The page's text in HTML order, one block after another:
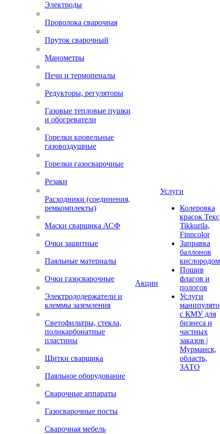
Электроды
Проволока сварочная
Пруток сварочный
Манометры
Печи и термопеналы
Редукторы, регуляторы
Газовые тепловые пушки
и обогреватели
Горелки кровельные
газовоздушные
Горелки газосварочные
Резаки
Расходники (соединения,
ремкомплекты)
Маски сварщика АСФ
Очки защитные
Паяльные материалы
Очки газосварочные
Электрододержатели и
клеммы заземления
Светофильтры, стекла,
поликарбонатные
пластины
Щитки сварщика
Паяльное оборудование
Сварочные аппараты
Газосварочные посты
Сварочная мебель
Акции
Услуги
Колеровка
красок
Tikkurila,
Finncolor
Заправка
баллонов
кислородом
Пошив
флагов и
пологов
Услуги
с КМУ для
бизнеса и
частных
заказов |
Мурманск,
область,
ЗАТО